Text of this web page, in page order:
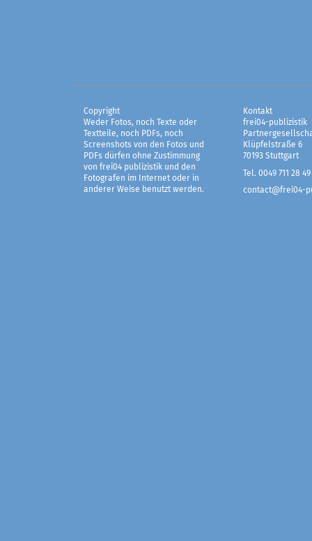
Copyright
Weder Fotos, noch Texte oder
Textteile, noch PDFs, noch
Screenshots von den Fotos und
PDFs dürfen ohne Zustimmung
von frei04 publizistik und den
Fotografen im Internet oder in
anderer Weise benutzt werden.
Kontakt
frei04-publizistik
Klüpfelstraße 6
70193 Stuttgart
Tel. 0049 711 28 49
contact@frei04-